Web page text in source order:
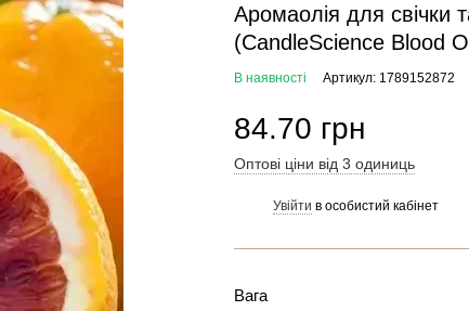
Аромаолія для свічки
(CandleScience Blood
В наявності Артикул: 1789152872
84.70 грн
Оптові ціни від 3 одиниць
Увійти в особистий кабінет
Вага